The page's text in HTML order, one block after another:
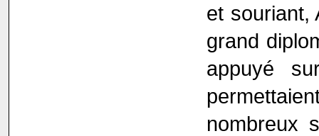
et souriant,
grand
appuyé
nombreux